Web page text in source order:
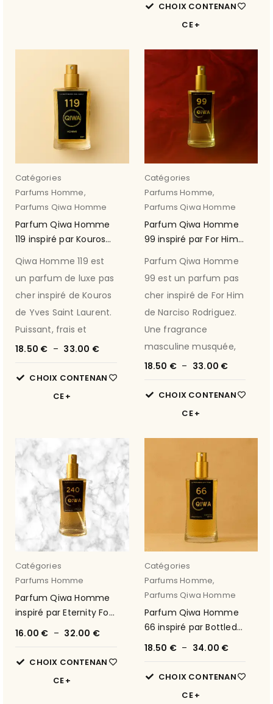
CHOIX CONTENAN
CE
Catégories
Parfums Homme,
Parfums Qiwa Homme
Parfum Qiwa Homme
119 inspiré par Kouros
Qiwa Homme 119 est
un parfum de luxe pas
cher inspiré de Kouros
de Yves Saint Laurent.
Puissant, frais et
18.50 € – 33.00 €
CHOIX CONTENAN
CE
Catégories
Parfums Homme,
Parfums Qiwa Homme
Parfum Qiwa Homme
99 inspiré par For Him
Parfum Qiwa Homme
99 est un parfum pas
cher inspiré de For Him
de Narciso Rodriguez.
Une fragrance
masculine musquée,
18.50 € – 33.00 €
CHOIX CONTENAN
CE
Catégories
Parfums Homme
Parfum Qiwa Homme
inspiré par Eternity For
Men de Calvin Klein 24
16.00 € – 32.00 €
CHOIX CONTENAN
CE
Catégories
Parfums Homme,
Parfums Qiwa Homme
Parfum Qiwa Homme
66 inspiré par Bottled
de Hugo Boss
18.50 € – 34.00 €
CHOIX CONTENAN
CE